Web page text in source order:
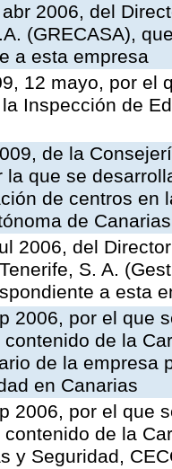
2006, del
(GRECASA),
a esta empresa
12 mayo, por el
Inspección de
de la
la que se
de centros en
de Canarias
2006, del
S. A.
a esta
2006, por el que
de la
de la empresa
en Canarias
2006, por el que
de la
y Seguridad,